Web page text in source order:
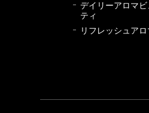
デイリーアロマビ
ティ
リフレッシュアロ